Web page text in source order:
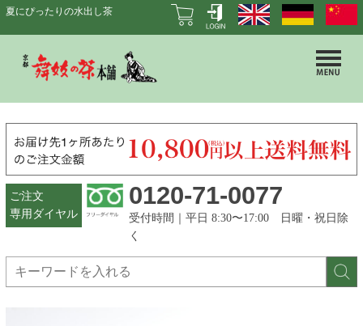
夏にぴったりの水出し茶
ご注文
専用ダイヤル
0120-71-0077
受付時間｜平日 8:30〜17:00 日曜・祝日除
く